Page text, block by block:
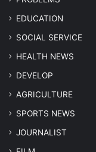
EDUCATION
SOCIAL SERVICE
HEALTH NEWS
DEVELOP
AGRICULTURE
SPORTS NEWS
JOURNALIST